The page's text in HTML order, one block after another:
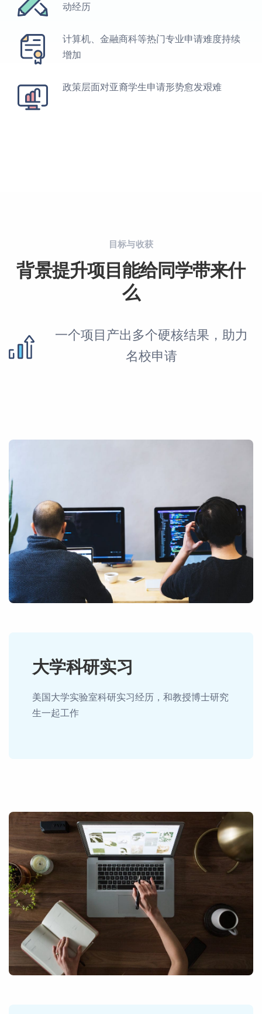
动经历
计算机、金融商科等热门专业申请难度持续
增加
政策层面对亚裔学生申请形势愈发艰难
目标与收获
背景提升项目能给同学带来什
么
一个项目产出多个硬核结果，助力
名校申请
大学科研实习
美国大学实验室科研实习经历，和教授博士研究
生一起工作